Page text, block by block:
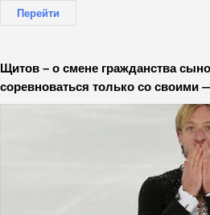
Перейти
Щитов – о смене гражданства
соревноваться только со своими